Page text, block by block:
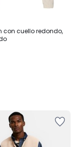
con cuello redondo,